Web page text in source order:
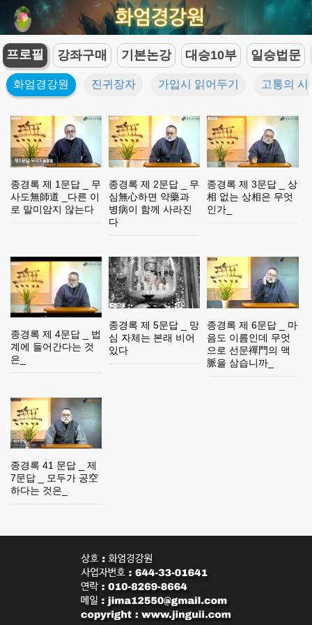
프로필 강좌구매 기본논강 대승10부 일승법문
화엄경강원 진귀장자 가입시 읽어두기 고통의 시
종경록 제 1문답 _ 무
사도無師道 _다른 이
로 말미암지 않는다
종경록 제 2문답 _ 무
심無心하면 약藥과
병病이 함께 사라진
다
종경록 제 3문답 _ 상
相 없는 상相은 무엇
인가_
종경록 제 4문답 _ 법
계에 들어간다는 것
은_
종경록 제 5문답 _ 망
심 자체는 본래 비어
있다
종경록 제 6문답 _ 마
음도 이름인데 무엇
으로 선문禪門의 맥
脈을 삼습니까_
종경록 41 문답 _ 제
7문답 _ 모두가 공空
하다는 것은_